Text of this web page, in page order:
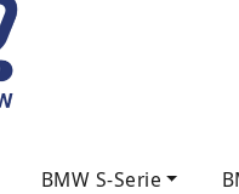
BMW S-Serie